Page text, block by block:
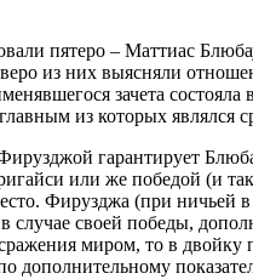
пятеро – Маттиас
них выясняли
зачета состояла
из которых являлся
гарантирует
или же победой (и
Фирузджа (при ничьей
своей победы,
миром, то в
дополнительному